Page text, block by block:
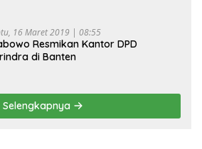
16 Maret 2019 | 08:55
Resmikan Kantor DPD
di Banten
Selengkapnya